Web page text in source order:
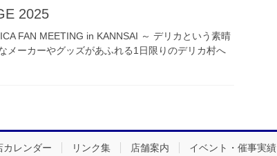
2025
FAN MEETING in KANNSAI ～ デリカという素晴
メーカーやグッズがあふれる1日限りのデリカ村へ
カレンダー リンク集 店舗案内 イベント・催事実績